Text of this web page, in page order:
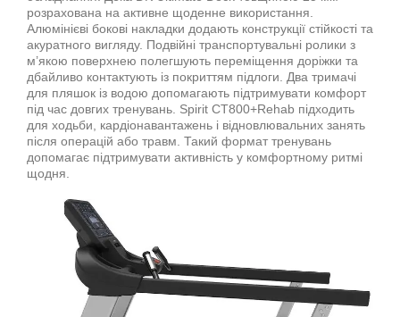
розрахована на активне щоденне використання.
Алюмінієві бокові накладки додають конструкції стійкості та
акуратного вигляду. Подвійні транспортувальні ролики з
м’якою поверхнею полегшують переміщення доріжки та
дбайливо контактують із покриттям підлоги. Два тримачі
для пляшок із водою допомагають підтримувати комфорт
під час довгих тренувань. Spirit CT800+Rehab підходить
для ходьби, кардіонавантажень і відновлювальних занять
після операцій або травм. Такий формат тренувань
допомагає підтримувати активність у комфортному ритмі
щодня.